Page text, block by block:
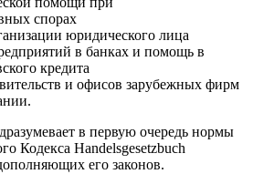
спорах
юридического лица
в банках и помощь в
кредита
и офисов зарубежных фирм
в первую очередь нормы
Кодекса Handelsgesetzbuch
его законов.